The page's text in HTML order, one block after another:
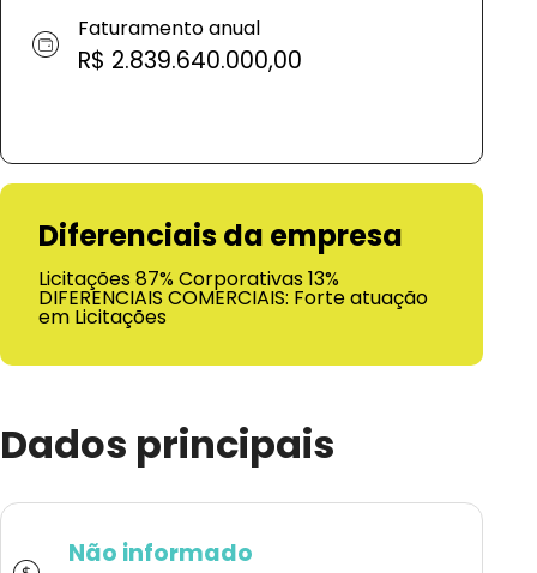
Faturamento anual
R$ 2.839.640.000,00
Diferenciais da empresa
Licitações 87% Corporativas 13%
DIFERENCIAIS COMERCIAIS: Forte atuação
em Licitações
Dados principais
Não informado